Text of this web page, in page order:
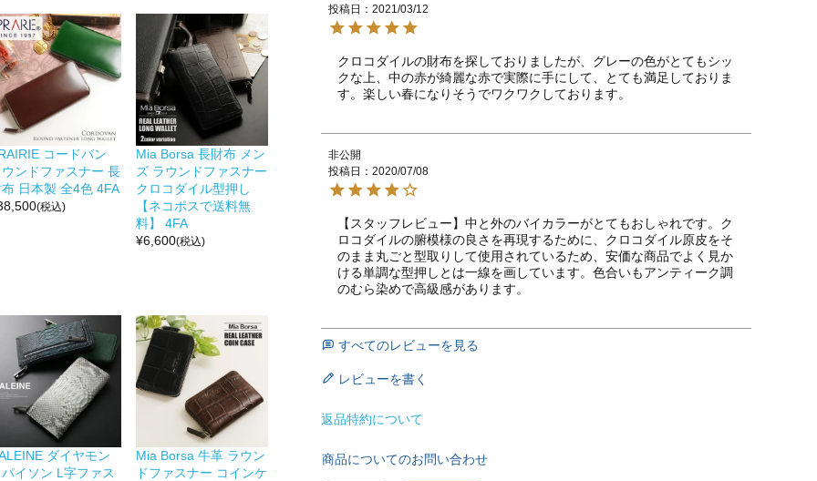
コードバン
ンドファスナー 長
日本製 全4色 4FA
(税込)
Mia Borsa 長財布 メン
ズ ラウンドファスナー
クロコダイル型押し
【ネコポスで送料無
料】 4FA
¥6,600(税込)
ダイヤモン
イソン L字ファス
Mia Borsa 牛革 ラウン
ドファスナー コインケ
投稿日
2021/03/12
クロコダイルの財布を探しておりましたが、グレーの色がとてもシッ
クな上、中の赤が綺麗な赤で実際に手にして、とても満足しておりま
す。楽しい春になりそうでワクワクしております。
非公開
投稿日
2020/07/08
【スタッフレビュー】中と外のバイカラーがとてもおしゃれです。ク
ロコダイルの腑模様の良さを再現するために、クロコダイル原皮をそ
のまま丸ごと型取りして使用されているため、安価な商品でよく見か
ける単調な型押しとは一線を画しています。色合いもアンティーク調
のむら染めで高級感があります。
すべてのレビューを見る
レビューを書く
返品特約について
商品についてのお問い合わせ